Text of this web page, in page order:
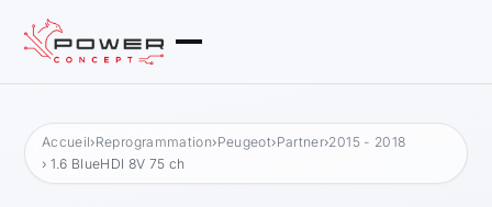
Accueil›Reprogrammation›Peugeot›Partner›2015 - 2018
› 1.6 BlueHDI 8V 75 ch